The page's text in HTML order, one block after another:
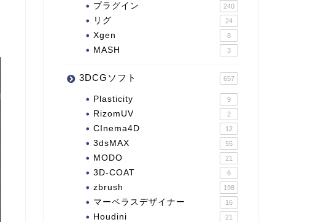
プラグイン 240
リグ 24
Xgen 8
MASH 3
3DCGソフト 657
Plasticity 9
RizomUV 2
CInema4D 12
3dsMAX 55
MODO 21
3D-COAT 6
zbrush 198
マーベラスデザイナー 16
Houdini 21